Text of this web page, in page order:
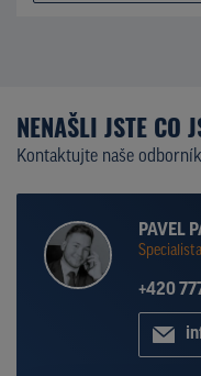
NENAŠLI JSTE CO
Kontaktujte naše
PAVEL
Specialista
+420